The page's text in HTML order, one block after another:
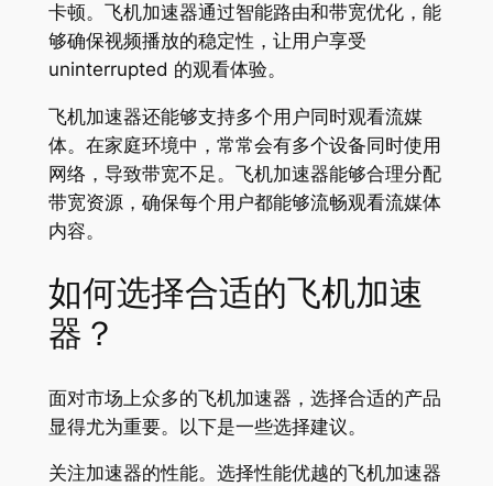
卡顿。飞机加速器通过智能路由和带宽优化，能
够确保视频播放的稳定性，让用户享受
uninterrupted 的观看体验。
飞机加速器还能够支持多个用户同时观看流媒
体。在家庭环境中，常常会有多个设备同时使用
网络，导致带宽不足。飞机加速器能够合理分配
带宽资源，确保每个用户都能够流畅观看流媒体
内容。
如何选择合适的飞机加速
器？
面对市场上众多的飞机加速器，选择合适的产品
显得尤为重要。以下是一些选择建议。
关注加速器的性能。选择性能优越的飞机加速器